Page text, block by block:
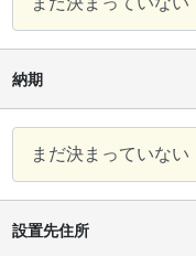
納期
設置先住所